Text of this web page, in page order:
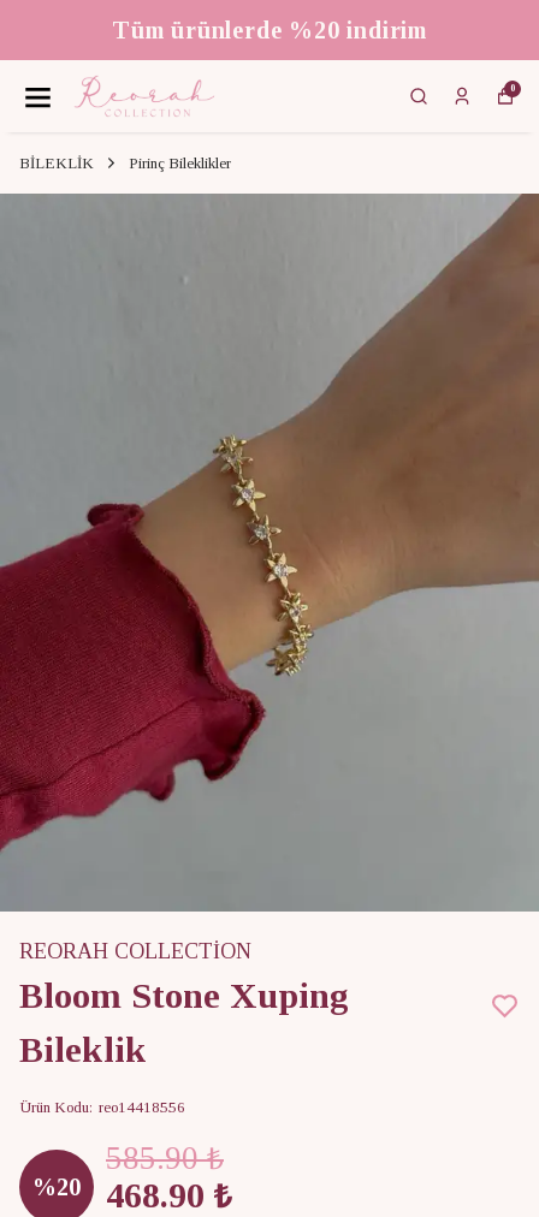
Tüm ürünlerde %20 indirim
0
BİLEKLİK Pirinç Bileklikler
REORAH COLLECTİON
Bloom Stone Xuping
Bileklik
Ürün Kodu: reo14418556
%20
585.90 ₺
468.90 ₺